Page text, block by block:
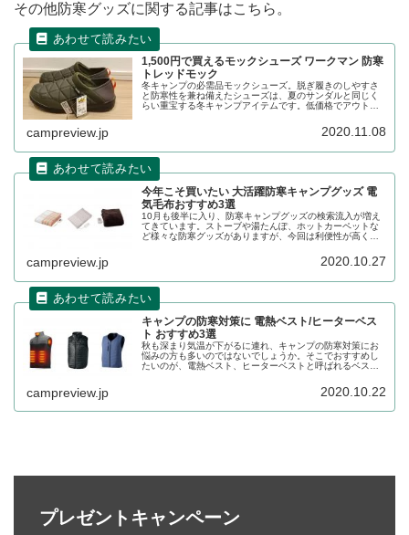
その他防寒グッズに関する記事はこちら。
1,500円で買えるモックシューズ ワークマン 防寒
トレッドモック
冬キャンプの必需品モックシューズ。脱ぎ履きのしやすさ
と防寒性を兼ね備えたシューズは、夏のサンダルと同じく
らい重宝する冬キャンプアイテムです。低価格でアウトド
販売しているので、詳細をレビューします。
campreview.jp 2020.11.08
今年こそ買いたい 大活躍防寒キャンプグッズ 電
気毛布おすすめ3選
10月も後半に入り、防寒キャンプグッズの検索流入が増え
てきています。ストーブや湯たんぽ、ホットカーペットな
ど様々な防寒グッズがありますが、今回は利便性が高く価
campreview.jp 2020.10.27
キャンプの防寒対策に 電熱ベスト/ヒーターベス
ト おすすめ3選
秋も深まり気温が下がるに連れ、キャンプの防寒対策にお
悩みの方も多いのではないでしょうか。そこでおすすめし
たいのが、電熱ベスト、ヒーターベストと呼ばれるベスト
campreview.jp 2020.10.22
プレゼントキャンペーン